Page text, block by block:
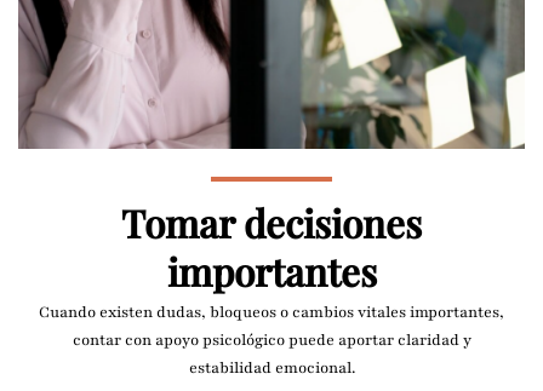
Tomar decisiones
importantes
Cuando existen dudas, bloqueos o cambios vitales importantes,
contar con apoyo psicológico puede aportar claridad y
estabilidad emocional.